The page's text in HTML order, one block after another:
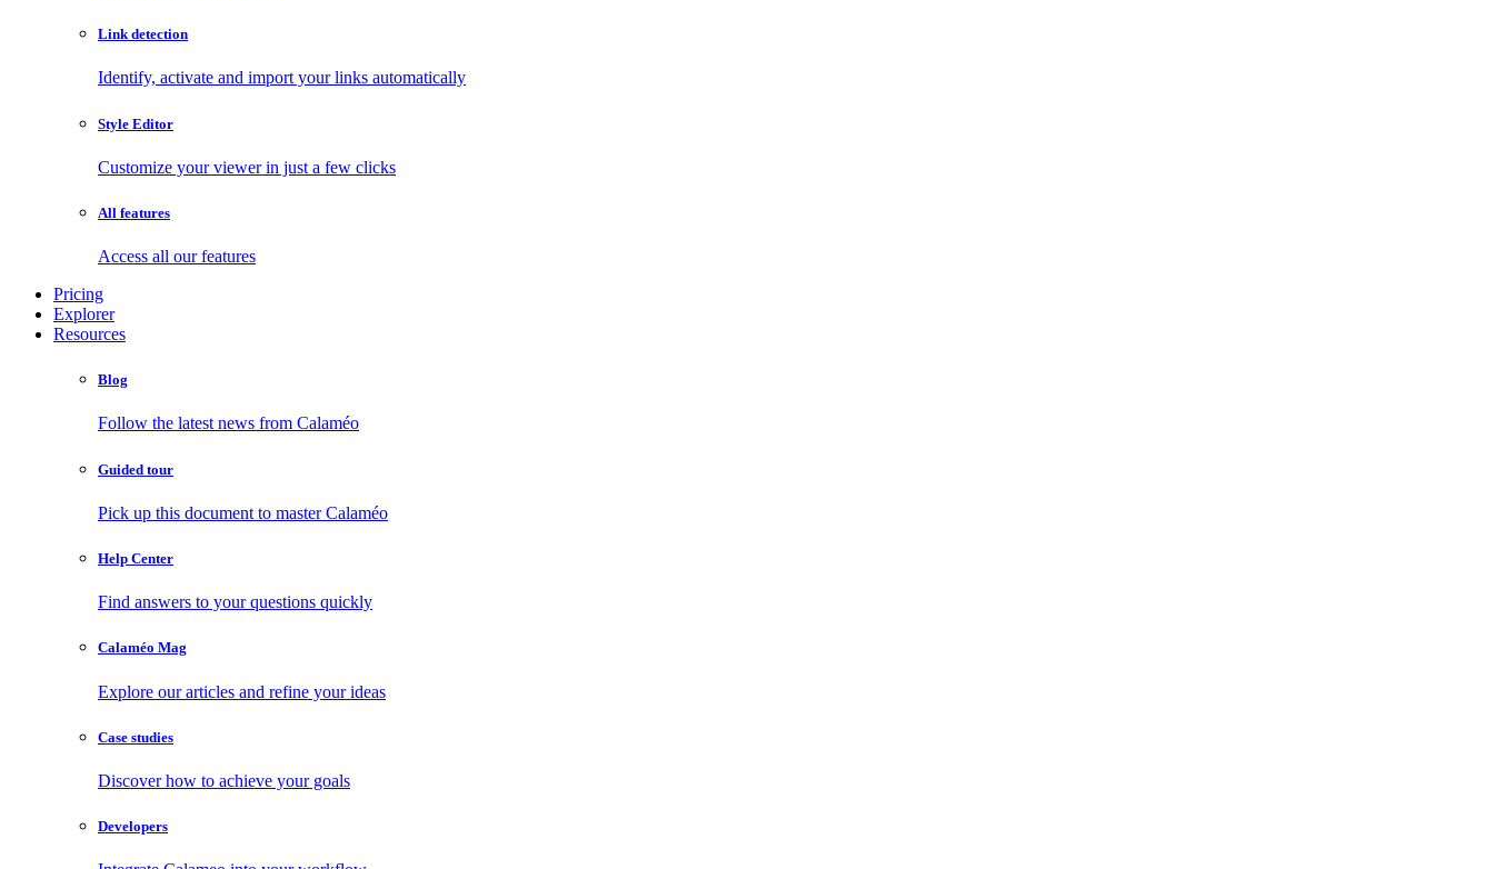
Link detection
Identify, activate and import your links automatically
Style Editor
Customize your viewer in just a few clicks
All features
Access all our features
Pricing
Explorer
Resources
Blog
Follow the latest news from Calaméo
Guided tour
Pick up this document to master Calaméo
Help Center
Find answers to your questions quickly
Calaméo Mag
Explore our articles and refine your ideas
Case studies
Discover how to achieve your goals
Developers